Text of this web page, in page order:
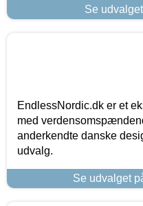
Se
EndlessNordic.dk er et
med
anderkendte danske
udvalg.
Se udvalget